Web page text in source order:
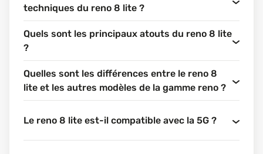
techniques du reno 8 lite ?
Quels sont les principaux atouts du reno 8 lite
?
Quelles sont les différences entre le reno 8
lite et les autres modèles de la gamme reno ?
Le reno 8 lite est-il compatible avec la 5G ?